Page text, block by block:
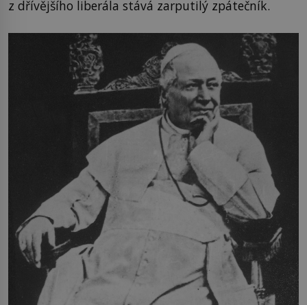
z dřívějšího liberála stává zarputilý zpátečník.